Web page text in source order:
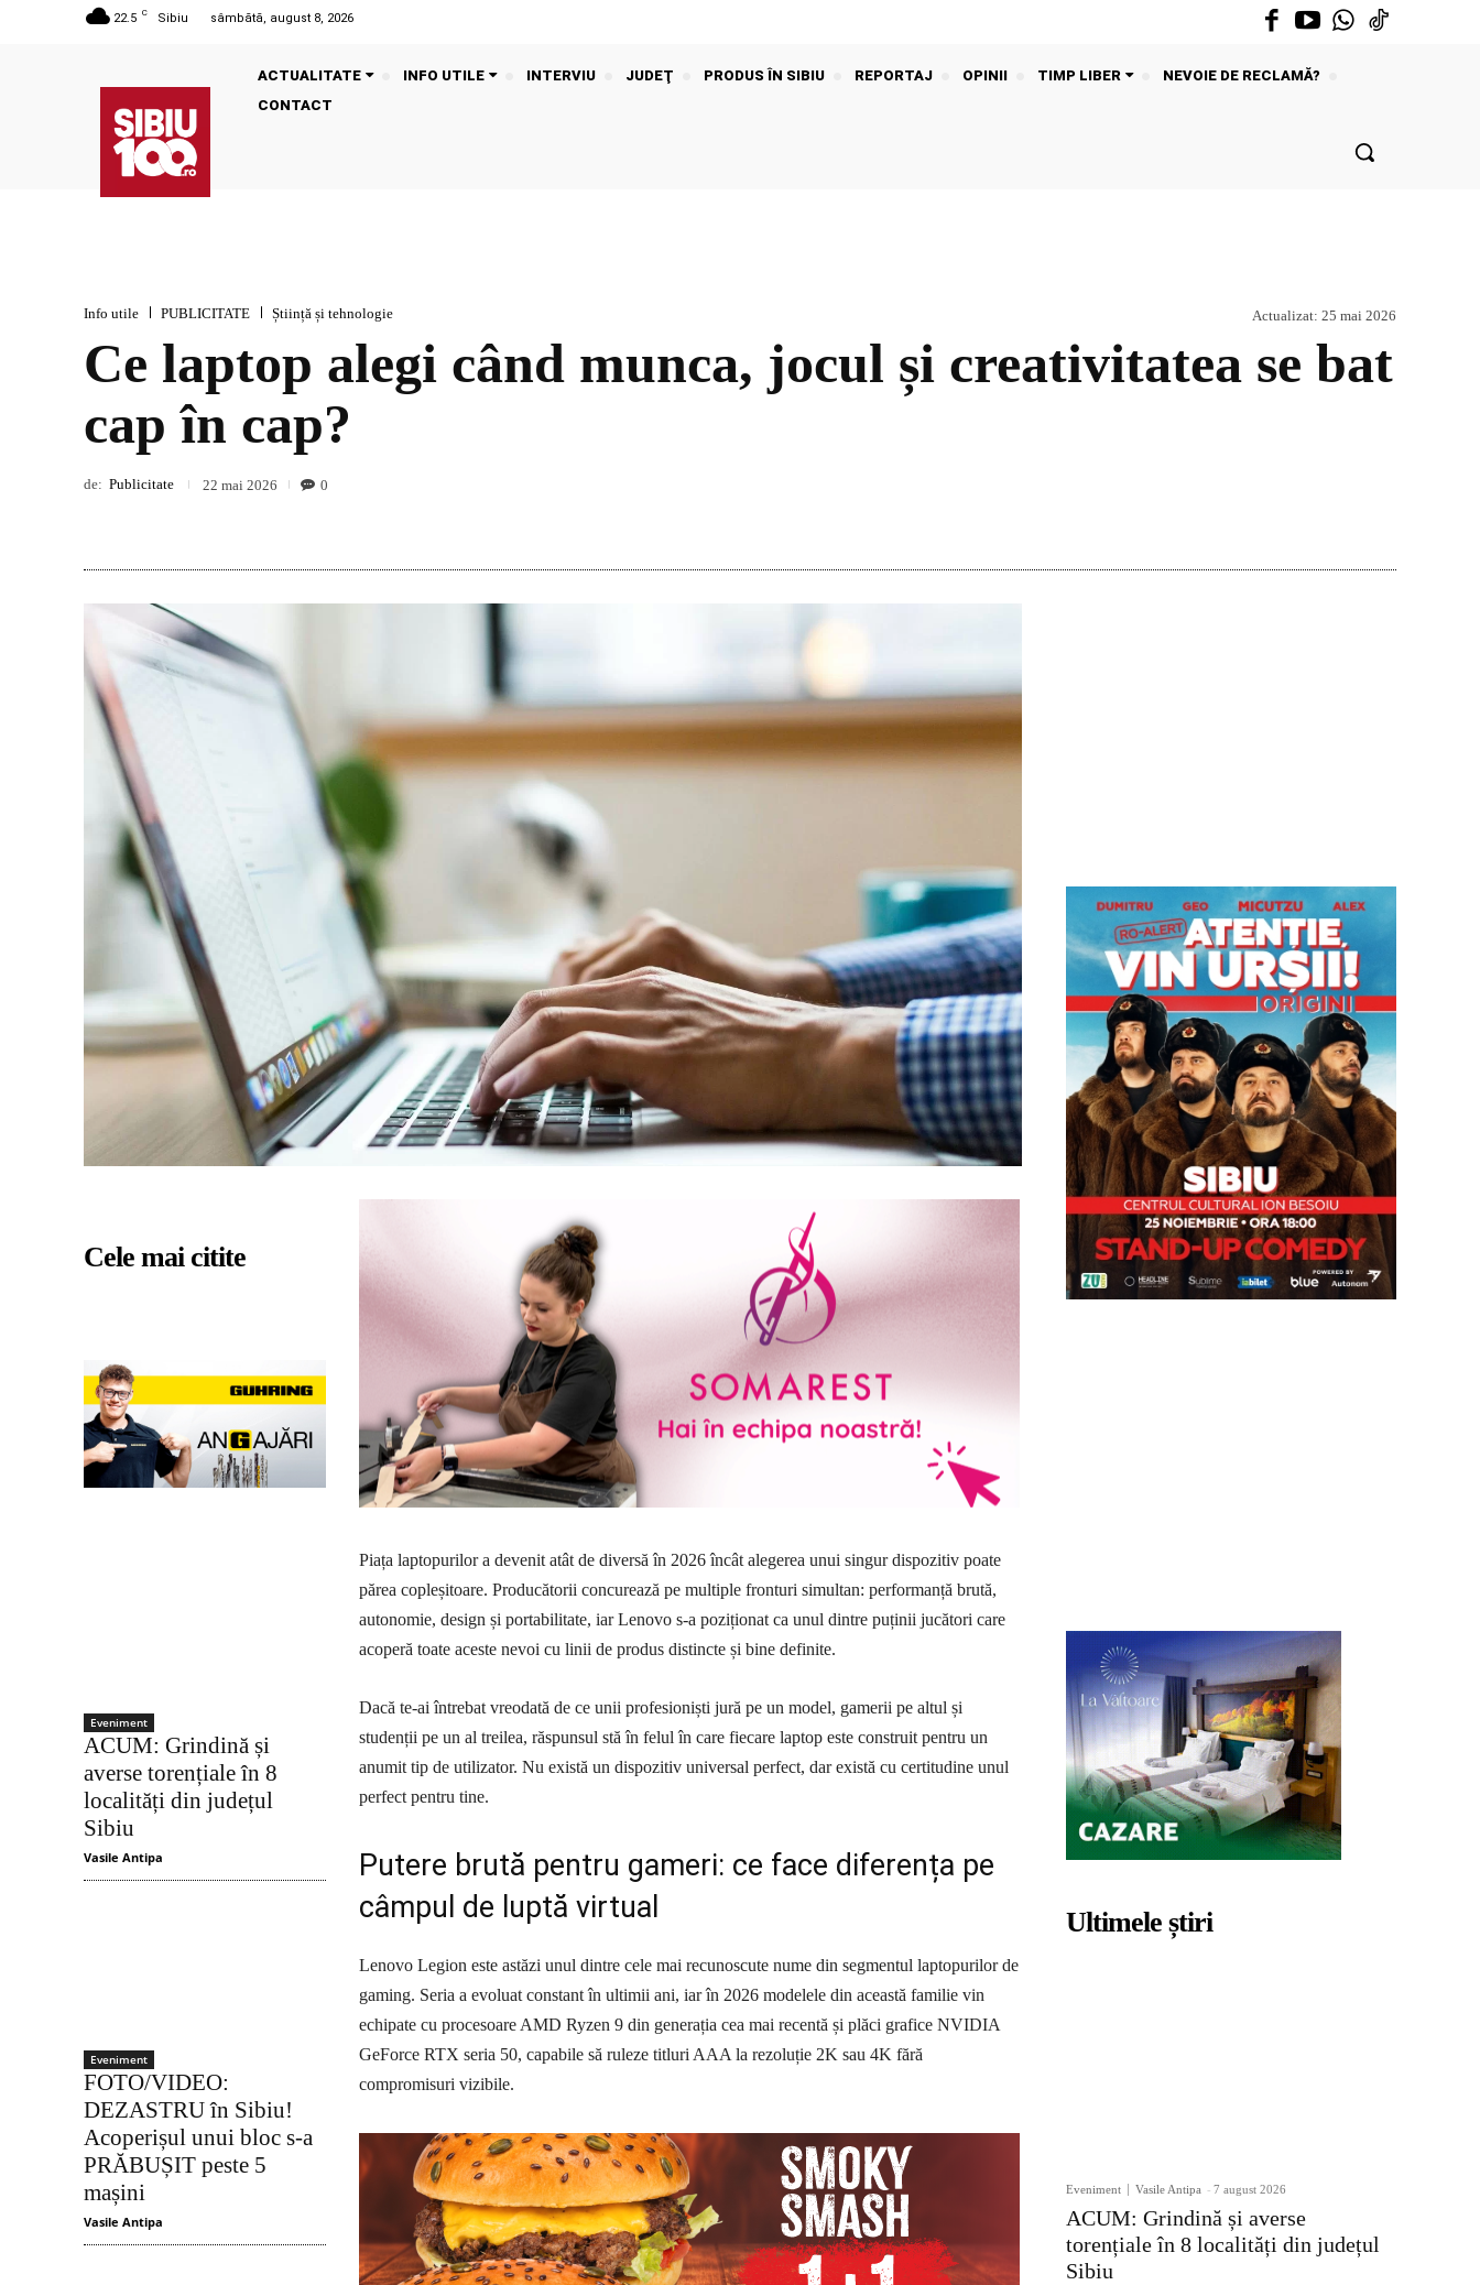
22.5 C Sibiu sâmbătă, august 8, 2026
ACTUALITATE INFO UTILE INTERVIU JUDEŢ PRODUS ÎN SIBIU REPORTAJ OPINII TIMP LIBER
NEVOIE DE RECLAMĂ?
CONTACT
Info utile PUBLICITATE Știință și tehnologie Actualizat: 25 mai 2026
Ce laptop alegi când munca, jocul și creativitatea se bat
cap în cap?
de: Publicitate 22 mai 2026 0
Cele mai citite
Eveniment
ACUM: Grindină și
averse torențiale în 8
localități din județul
Sibiu
Vasile Antipa
Eveniment
FOTO/VIDEO:
DEZASTRU în Sibiu!
Acoperișul unui bloc s-a
PRĂBUȘIT peste 5
mașini
Vasile Antipa
Piața laptopurilor a devenit atât de diversă în 2026 încât alegerea unui singur dispozitiv poate
părea copleșitoare. Producătorii concurează pe multiple fronturi simultan: performanță brută,
autonomie, design și portabilitate, iar Lenovo s-a poziționat ca unul dintre puținii jucători care
acoperă toate aceste nevoi cu linii de produs distincte și bine definite.
Dacă te-ai întrebat vreodată de ce unii profesioniști jură pe un model, gamerii pe altul și
studenții pe un al treilea, răspunsul stă în felul în care fiecare laptop este construit pentru un
anumit tip de utilizator. Nu există un dispozitiv universal perfect, dar există cu certitudine unul
perfect pentru tine.
Putere brută pentru gameri: ce face diferența pe
câmpul de luptă virtual
Lenovo Legion este astăzi unul dintre cele mai recunoscute nume din segmentul laptopurilor de
gaming. Seria a evoluat constant în ultimii ani, iar în 2026 modelele din această familie vin
echipate cu procesoare AMD Ryzen 9 din generația cea mai recentă și plăci grafice NVIDIA
GeForce RTX seria 50, capabile să ruleze titluri AAA la rezoluție 2K sau 4K fără
compromisuri vizibile.
Ultimele știri
Eveniment Vasile Antipa - 7 august 2026
ACUM: Grindină și averse
torențiale în 8 localități din județul
Sibiu